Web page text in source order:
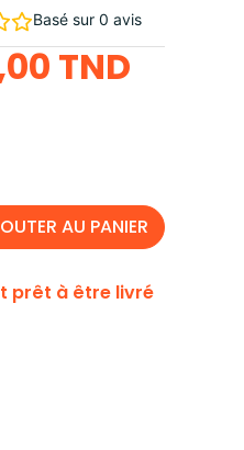
Basé sur 0 avis
TND
AU PANIER
prêt à être livré